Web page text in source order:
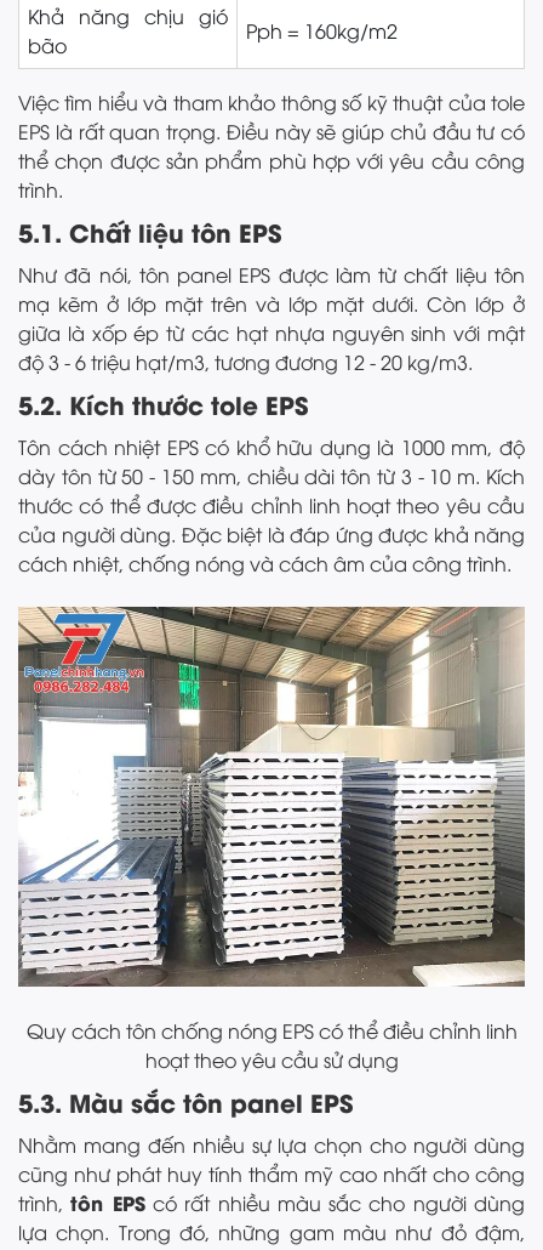
Khả năng chịu gió
bão
Pph = 160kg/m2
Việc tìm hiểu và tham khảo thông số kỹ thuật của tole
EPS là rất quan trọng. Điều này sẽ giúp chủ đầu tư có
thể chọn được sản phẩm phù hợp với yêu cầu công
trình.
5.1. Chất liệu tôn EPS
Như đã nói, tôn panel EPS được làm từ chất liệu tôn
mạ kẽm ở lớp mặt trên và lớp mặt dưới. Còn lớp ở
giữa là xốp ép từ các hạt nhựa nguyên sinh với mật
độ 3 - 6 triệu hạt/m3, tương đương 12 - 20 kg/m3.
5.2. Kích thước tole EPS
Tôn cách nhiệt EPS có khổ hữu dụng là 1000 mm, độ
dày tôn từ 50 - 150 mm, chiều dài tôn từ 3 - 10 m. Kích
thước có thể được điều chỉnh linh hoạt theo yêu cầu
của người dùng. Đặc biệt là đáp ứng được khả năng
cách nhiệt, chống nóng và cách âm của công trình.
Quy cách tôn chống nóng EPS có thể điều chỉnh linh
hoạt theo yêu cầu sử dụng
5.3. Màu sắc tôn panel EPS
Nhằm mang đến nhiều sự lựa chọn cho người dùng
cũng như phát huy tính thẩm mỹ cao nhất cho công
trình,tôn EPScó rất nhiều màu sắc cho người dùng
lựa chọn. Trong đó, những gam màu như đỏ đậm,